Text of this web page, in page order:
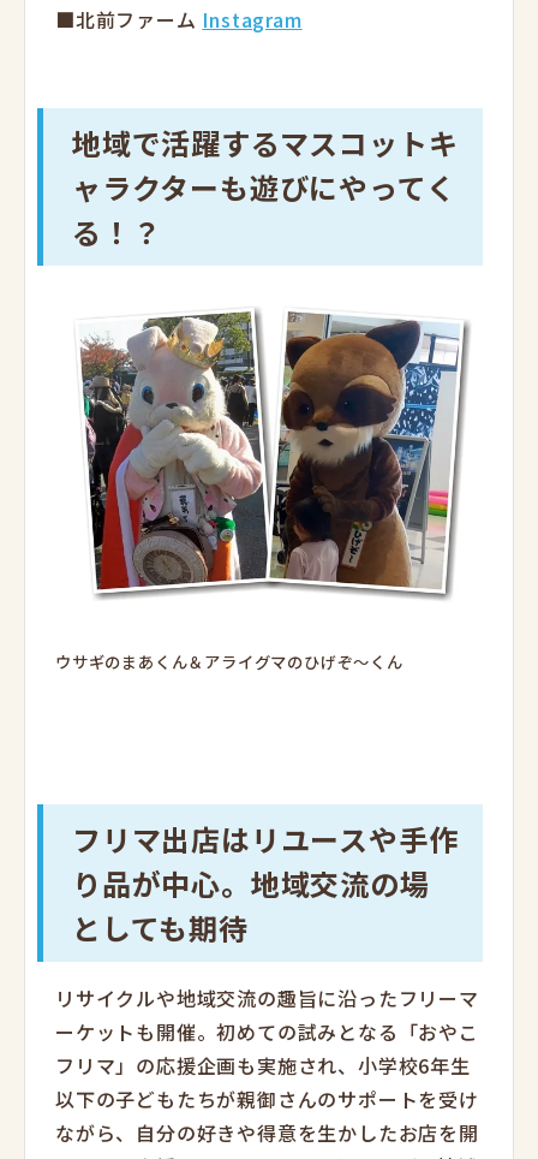
■北前ファーム Instagram
地域で活躍するマスコットキ
ャラクターも遊びにやってく
る！？
ウサギのまあくん＆アライグマのひげぞ～くん
フリマ出店はリユースや手作
り品が中心。地域交流の場
としても期待
リサイクルや地域交流の趣旨に沿ったフリーマ
ーケットも開催。初めての試みとなる「おやこ
フリマ」の応援企画も実施され、小学校6年生
以下の子どもたちが親御さんのサポートを受け
ながら、自分の好きや得意を生かしたお店を開